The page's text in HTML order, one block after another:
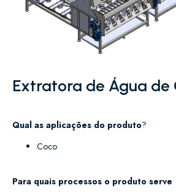
Extratora de Água de
Qual as aplicações do produto?
Coco
Para quais processos o produto serve